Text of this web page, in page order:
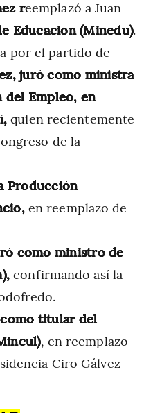
reemplazó a Juan
Educación (Minedu).
por el partido de
juró como ministra
del Empleo, en
quien recientemente
de la
Producción
en reemplazo de
como ministro de
confirmando así la
titular del
, en reemplazo
Ciro Gálvez